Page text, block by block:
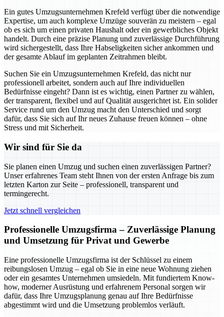
Ein gutes Umzugsunternehmen Krefeld verfügt über die notwendige
Expertise, um auch komplexe Umzüge souverän zu meistern – egal
ob es sich um einen privaten Haushalt oder ein gewerbliches Objekt
handelt. Durch eine präzise Planung und zuverlässige Durchführung
wird sichergestellt, dass Ihre Habseligkeiten sicher ankommen und
der gesamte Ablauf im geplanten Zeitrahmen bleibt.
Suchen Sie ein Umzugsunternehmen Krefeld, das nicht nur
professionell arbeitet, sondern auch auf Ihre individuellen
Bedürfnisse eingeht? Dann ist es wichtig, einen Partner zu wählen,
der transparent, flexibel und auf Qualität ausgerichtet ist. Ein solider
Service rund um den Umzug macht den Unterschied und sorgt
dafür, dass Sie sich auf Ihr neues Zuhause freuen können – ohne
Stress und mit Sicherheit.
Wir sind für Sie da
Sie planen einen Umzug und suchen einen zuverlässigen Partner?
Unser erfahrenes Team steht Ihnen von der ersten Anfrage bis zum
letzten Karton zur Seite – professionell, transparent und
termingerecht.
Jetzt schnell vergleichen
Professionelle Umzugsfirma – Zuverlässige Planung
und Umsetzung für Privat und Gewerbe
Eine professionelle Umzugsfirma ist der Schlüssel zu einem
reibungslosen Umzug – egal ob Sie in eine neue Wohnung ziehen
oder ein gesamtes Unternehmen umsiedeln. Mit fundiertem Know-
how, moderner Ausrüstung und erfahrenem Personal sorgen wir
dafür, dass Ihre Umzugsplanung genau auf Ihre Bedürfnisse
abgestimmt wird und die Umsetzung problemlos verläuft.